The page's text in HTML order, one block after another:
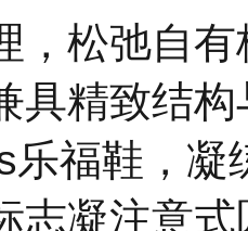
，松弛自
具精致结
乐福鞋，凝
志凝注意